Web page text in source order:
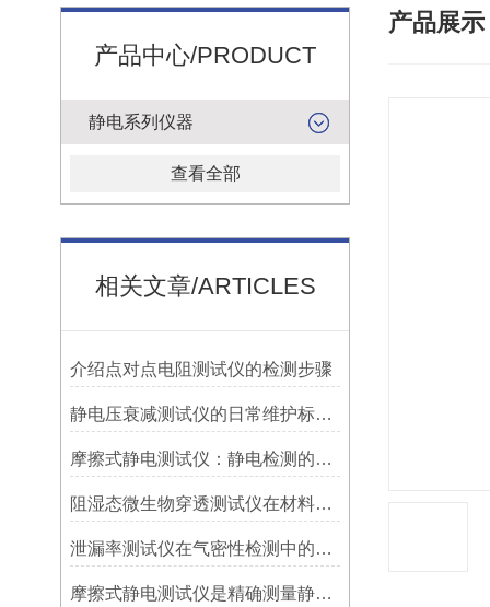
产品展示
产品中心/PRODUCT
静电系列仪器
查看全部
相关文章/ARTICLES
介绍点对点电阻测试仪的检测步骤
静电压衰减测试仪的日常维护标准有以下几个方面
摩擦式静电测试仪：静电检测的得力助手
阻湿态微生物穿透测试仪在材料防护性能评估中的重要性
泄漏率测试仪在气密性检测中的关键角色
摩擦式静电测试仪是精确测量静电电荷的得力工具